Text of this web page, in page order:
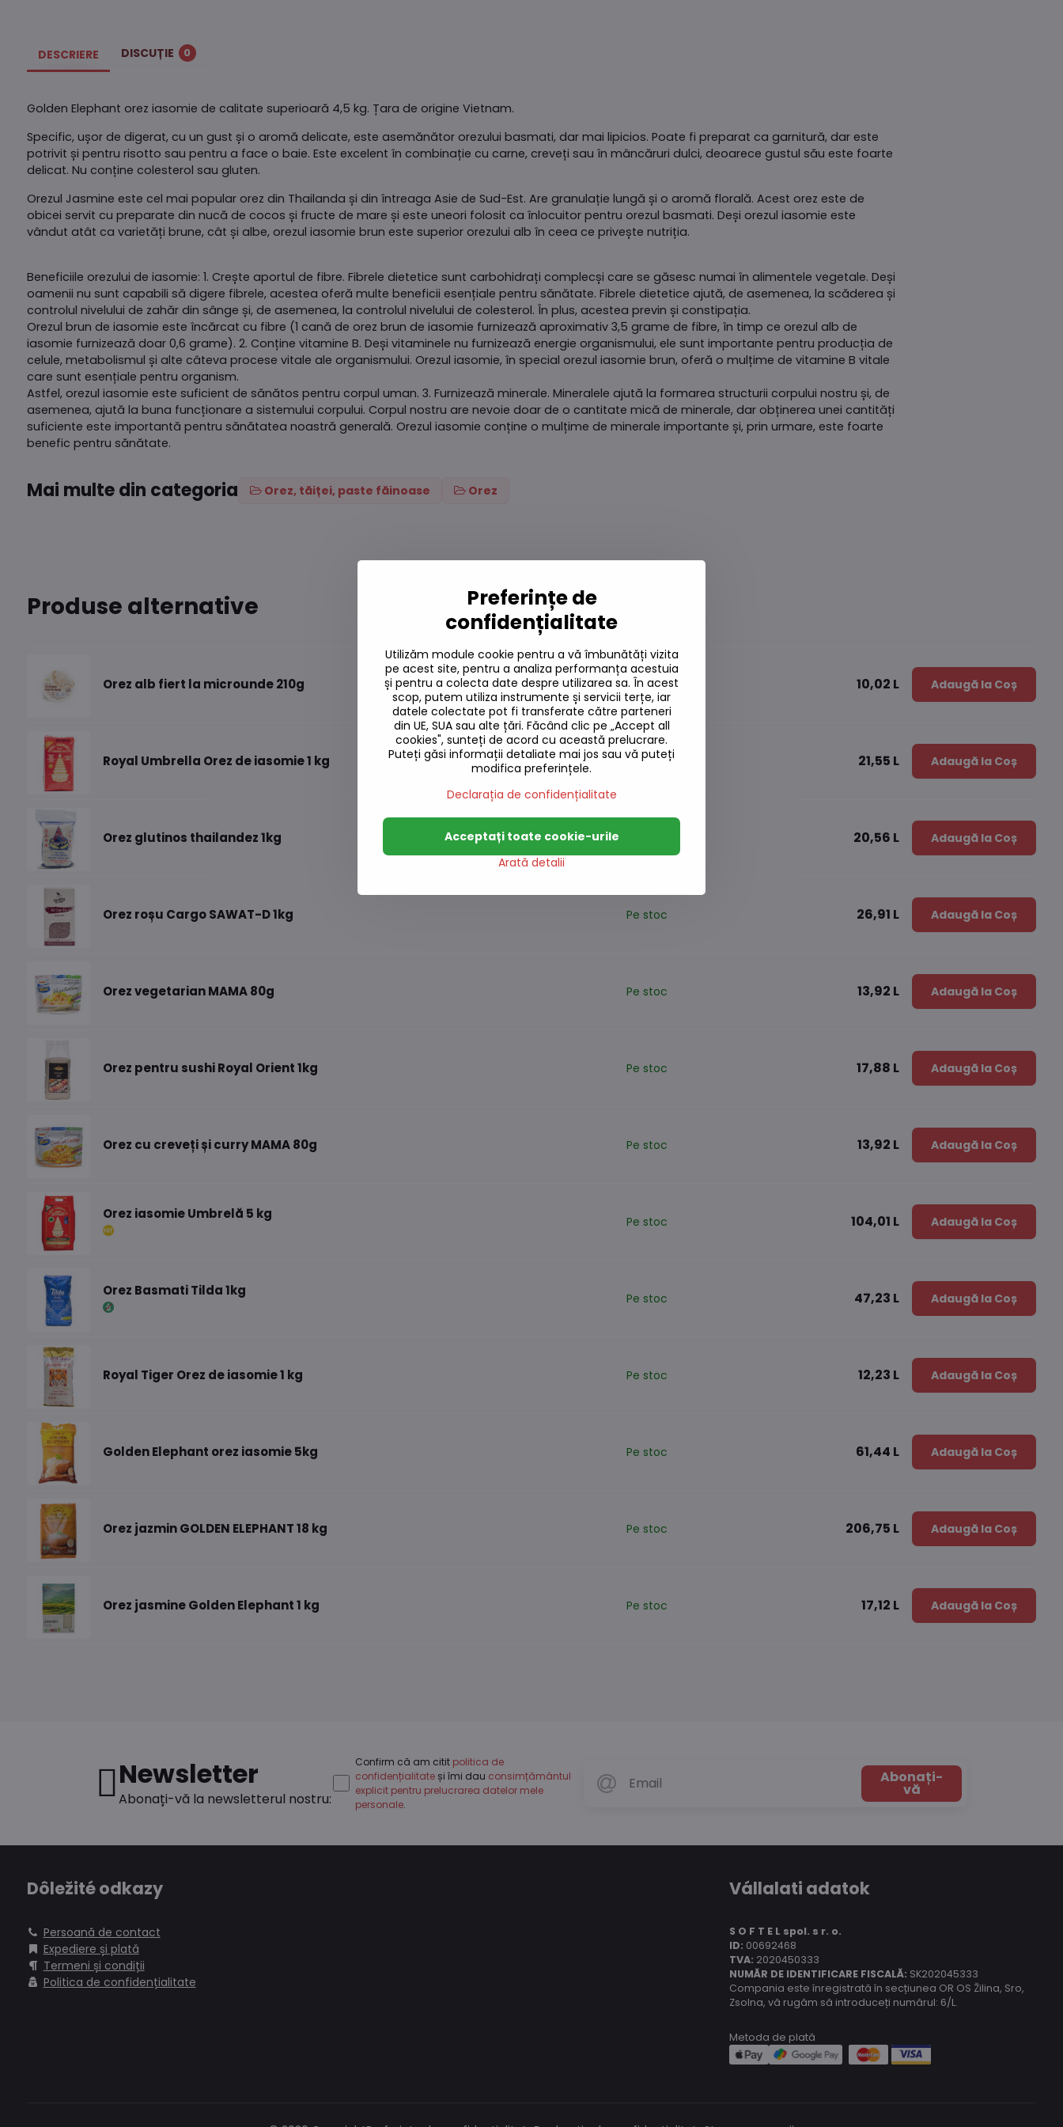
DESCRIERE DISCUȚIE 0
Golden Elephant orez iasomie de calitate superioară 4,5 kg. Țara de origine Vietnam.
Specific, ușor de digerat, cu un gust și o aromă delicate, este asemănător orezului basmati, dar mai lipicios. Poate fi preparat ca garnitură, dar este
potrivit și pentru risotto sau pentru a face o baie. Este excelent în combinație cu carne, creveți sau în mâncăruri dulci, deoarece gustul său este foarte
delicat. Nu conține colesterol sau gluten.
Orezul Jasmine este cel mai popular orez din Thailanda și din întreaga Asie de Sud-Est. Are granulație lungă și o aromă florală. Acest orez este de
obicei servit cu preparate din nucă de cocos și fructe de mare și este uneori folosit ca înlocuitor pentru orezul basmati. Deși orezul iasomie este
vândut atât ca varietăți brune, cât și albe, orezul iasomie brun este superior orezului alb în ceea ce privește nutriția.
Beneficiile orezului de iasomie: 1. Crește aportul de fibre. Fibrele dietetice sunt carbohidrați complecși care se găsesc numai în alimentele vegetale. Deși
oamenii nu sunt capabili să digere fibrele, acestea oferă multe beneficii esențiale pentru sănătate. Fibrele dietetice ajută, de asemenea, la scăderea și
controlul nivelului de zahăr din sânge și, de asemenea, la controlul nivelului de colesterol. În plus, acestea previn și constipația.
Orezul brun de iasomie este încărcat cu fibre (1 cană de orez brun de iasomie furnizează aproximativ 3,5 grame de fibre, în timp ce orezul alb de
iasomie furnizează doar 0,6 grame). 2. Conține vitamine B. Deși vitaminele nu furnizează energie organismului, ele sunt importante pentru producția de
celule, metabolismul și alte câteva procese vitale ale organismului. Orezul iasomie, în special orezul iasomie brun, oferă o mulțime de vitamine B vitale
care sunt esențiale pentru organism.
Astfel, orezul iasomie este suficient de sănătos pentru corpul uman. 3. Furnizează minerale. Mineralele ajută la formarea structurii corpului nostru și, de
asemenea, ajută la buna funcționare a sistemului corpului. Corpul nostru are nevoie doar de o cantitate mică de minerale, dar obținerea unei cantități
suficiente este importantă pentru sănătatea noastră generală. Orezul iasomie conține o mulțime de minerale importante și, prin urmare, este foarte
benefic pentru sănătate.
Mai multe din categoria Orez, tăiței, paste făinoase Orez
Produse alternative
Orez alb fiert la microunde 210g Pe stoc 10,02 L Adaugă la Coș
Royal Umbrella Orez de iasomie 1 kg Pe stoc 21,55 L Adaugă la Coș
Orez glutinos thailandez 1kg 20,56 L Adaugă la Coș
Orez roșu Cargo SAWAT-D 1kg Pe stoc 26,91 L Adaugă la Coș
Orez vegetarian MAMA 80g Pe stoc 13,92 L Adaugă la Coș
Orez pentru sushi Royal Orient 1kg Pe stoc 17,88 L Adaugă la Coș
Orez cu creveți și curry MAMA 80g Pe stoc 13,92 L Adaugă la Coș
Orez iasomie Umbrelă 5 kg Pe stoc 104,01 L Adaugă la Coș
Orez Basmati Tilda 1kg Pe stoc 47,23 L Adaugă la Coș
Royal Tiger Orez de iasomie 1 kg Pe stoc 12,23 L Adaugă la Coș
Golden Elephant orez iasomie 5kg Pe stoc 61,44 L Adaugă la Coș
Orez jazmin GOLDEN ELEPHANT 18 kg Pe stoc 206,75 L Adaugă la Coș
Orez jasmine Golden Elephant 1 kg Pe stoc 17,12 L Adaugă la Coș
Newsletter
Abonați-vă la newsletterul nostru:
Abonați-
vă
Confirm că am citit politica de
confidențialitateși îmi dau consimțământul
explicit pentru prelucrarea datelor mele
personale.
Dôležité odkazy
Persoană de contact
Expediere și plată
Termeni și condiții
Politica de confidențialitate
Vállalati adatok
S O F T E L spol. s r. o.
ID: 00692468
TVA: 2020450333
NUMĂR DE IDENTIFICARE FISCALĂ: SK202045333
Compania este înregistrată în secțiunea OR OS Žilina, Sro,
Zsolna, vă rugăm să introduceți numărul: 6/L.
Metoda de plată
Preferințe de
confidențialitate
Utilizăm module cookie pentru a vă îmbunătăți vizita
pe acest site, pentru a analiza performanța acestuia
și pentru a colecta date despre utilizarea sa. În acest
scop, putem utiliza instrumente și servicii terțe, iar
datele colectate pot fi transferate către parteneri
din UE, SUA sau alte țări. Făcând clic pe „Accept all
cookies", sunteți de acord cu această prelucrare.
Puteți găsi informații detaliate mai jos sau vă puteți
modifica preferințele.
Declarația de confidențialitate
Arată detalii
Acceptați toate cookie-urile